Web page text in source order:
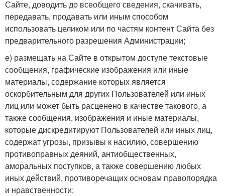
Сайте, доводить до всеобщего сведения, скачивать,
передавать, продавать или иным способом
использовать целиком или по частям контент Сайта без
предварительного разрешения Администрации;
е) размещать на Сайте в открытом доступе текстовые
сообщения, графические изображения или иные
материалы, содержание которых является
оскорбительным для других Пользователей или иных
лиц или может быть расценено в качестве такового, а
также сообщения, изображения и иные материалы,
которые дискредитируют Пользователей или иных лиц,
содержат угрозы, призывы к насилию, совершению
противоправных деяний, антиобщественных,
аморальных поступков, а также совершению любых
иных действий, противоречащих основам правопорядка
и нравственности;